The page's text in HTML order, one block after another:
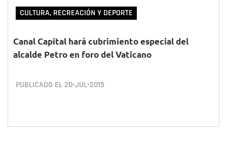
CULTURA, RECREACIÓN Y DEPORTE
Canal Capital hará cubrimiento especial del
alcalde Petro en foro del Vaticano
PUBLICADO EL 20•JUL•2015